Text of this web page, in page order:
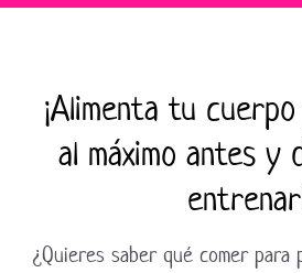
¡Alimenta tu
al máximo antes y
¿Quieres saber qué comer para